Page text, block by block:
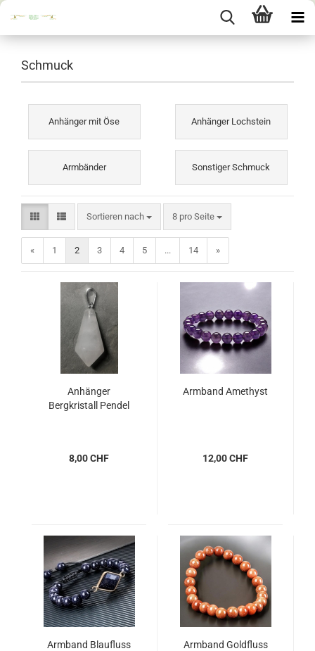
Schmuck
Anhänger mit Öse Anhänger Lochstein
Armbänder Sonstiger Schmuck
Sortieren nach
Sortieren nach 8 pro Seite
pro Seite
« 1 2 3 4 5 ... 14 »
Anhänger
Bergkristall Pendel
8,00 CHF
Armband Amethyst
12,00 CHF
Armband Blaufluss Armband Goldfluss